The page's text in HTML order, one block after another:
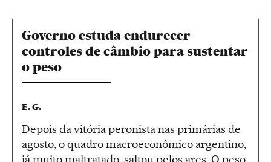
Governo estuda endurecer
controles de câmbio para sustentar
o peso
E. G.
Depois da vitória peronista nas primárias de
agosto, o quadro macroeconômico argentino,